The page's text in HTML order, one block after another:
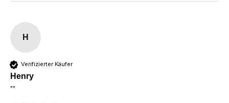
H
Verifizierter Käufer
Henry
""